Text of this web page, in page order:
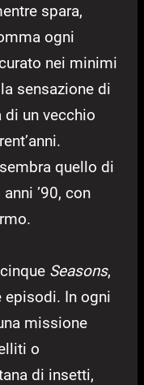
spara,
ogni
nei minimi
sensazione di
di un vecchio
quello di
’90, con
Seasons,
episodi. In ogni
missione
o
di insetti,